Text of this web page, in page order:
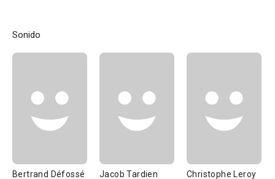
Sonido
Bertrand Défossé Jacob Tardien Christophe Leroy